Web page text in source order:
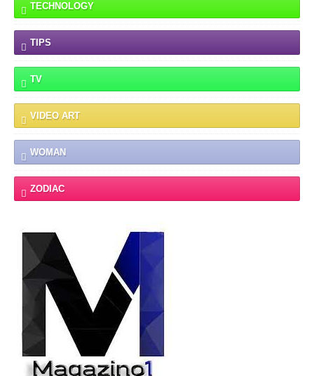
TECHNOLOGY
TIPS
TV
VIDEO ART
WOMAN
ZODIAC